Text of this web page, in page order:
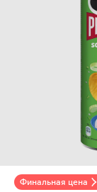
Финальная цена